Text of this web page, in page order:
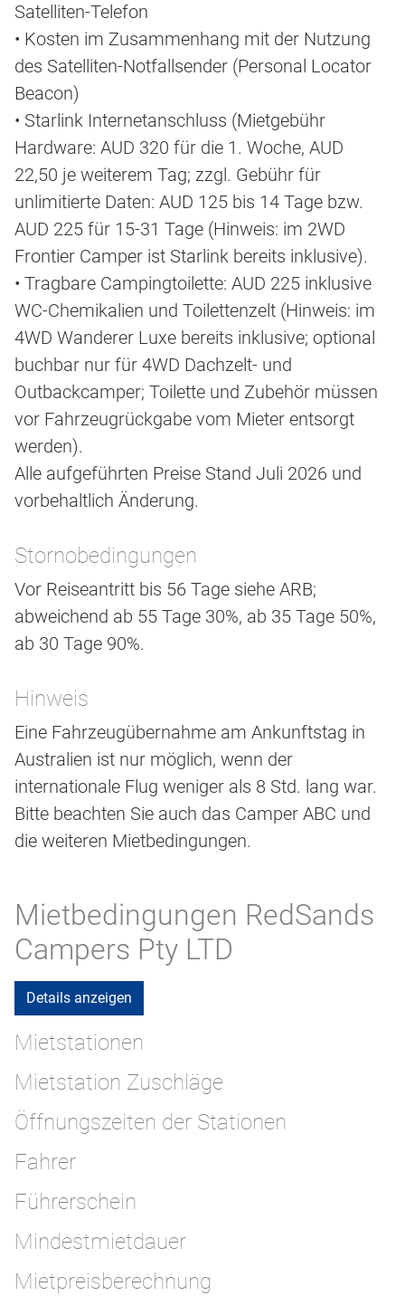
Satelliten-Telefon
• Kosten im Zusammenhang mit der Nutzung
des Satelliten-Notfallsender (Personal Locator
Beacon)
• Starlink Internetanschluss (Mietgebühr
Hardware: AUD 320 für die 1. Woche, AUD
22,50 je weiterem Tag; zzgl. Gebühr für
unlimitierte Daten: AUD 125 bis 14 Tage bzw.
AUD 225 für 15-31 Tage (Hinweis: im 2WD
Frontier Camper ist Starlink bereits inklusive).
• Tragbare Campingtoilette: AUD 225 inklusive
WC-Chemikalien und Toilettenzelt (Hinweis: im
4WD Wanderer Luxe bereits inklusive; optional
buchbar nur für 4WD Dachzelt- und
Outbackcamper; Toilette und Zubehör müssen
vor Fahrzeugrückgabe vom Mieter entsorgt
werden).
Alle aufgeführten Preise Stand Juli 2026 und
vorbehaltlich Änderung.
Stornobedingungen
Vor Reiseantritt bis 56 Tage siehe ARB;
abweichend ab 55 Tage 30%, ab 35 Tage 50%,
ab 30 Tage 90%.
Hinweis
Eine Fahrzeugübernahme am Ankunftstag in
Australien ist nur möglich, wenn der
internationale Flug weniger als 8 Std. lang war.
Bitte beachten Sie auch das Camper ABC und
die weiteren Mietbedingungen.
Mietbedingungen RedSands
Campers Pty LTD
Details anzeigen
Mietstationen
Mietstation Zuschläge
Öffnungszeiten der Stationen
Fahrer
Führerschein
Mindestmietdauer
Mietpreisberechnung